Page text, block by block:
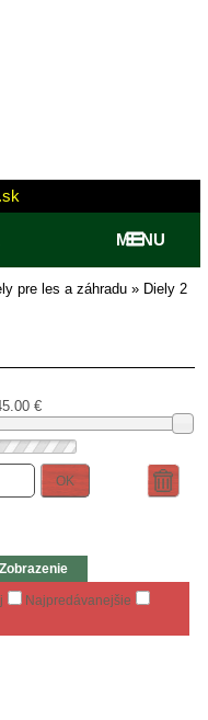
MENU
pre les a záhradu » Diely 2
€
OK
Zobrazenie
Najpredávanejšie